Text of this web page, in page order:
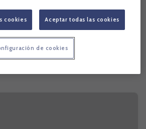
cookies Aceptar todas las cookies
de cookies